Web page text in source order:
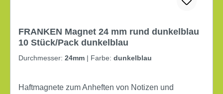
FRANKEN Magnet 24 mm rund dunkelblau
10 Stück/Pack dunkelblau
Durchmesser: 24mm | Farbe: dunkelblau
Haftmagnete zum Anheften von Notizen und